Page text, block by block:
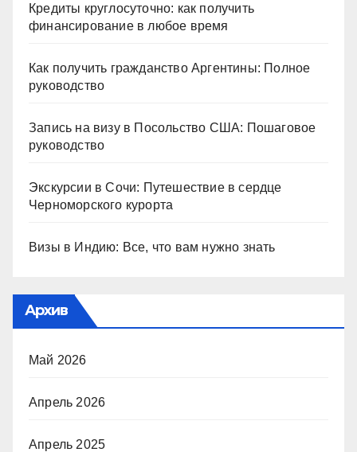
Кредиты круглосуточно: как получить
финансирование в любое время
Как получить гражданство Аргентины: Полное
руководство
Запись на визу в Посольство США: Пошаговое
руководство
Экскурсии в Сочи: Путешествие в сердце
Черноморского курорта
Визы в Индию: Все, что вам нужно знать
Архив
Май 2026
Апрель 2026
Апрель 2025